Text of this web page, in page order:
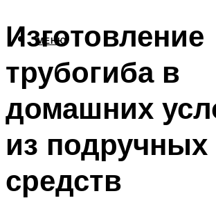
МЕНЮ
Изготовление
трубогиба в
домашних
из подручных
средств